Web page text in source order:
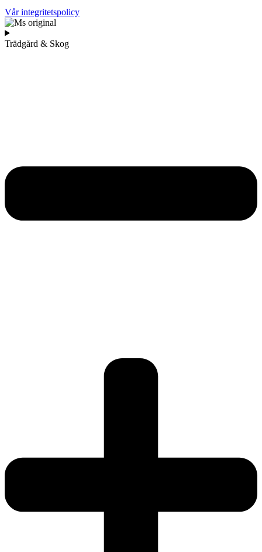
Vår integritetspolicy
Trädgård & Skog